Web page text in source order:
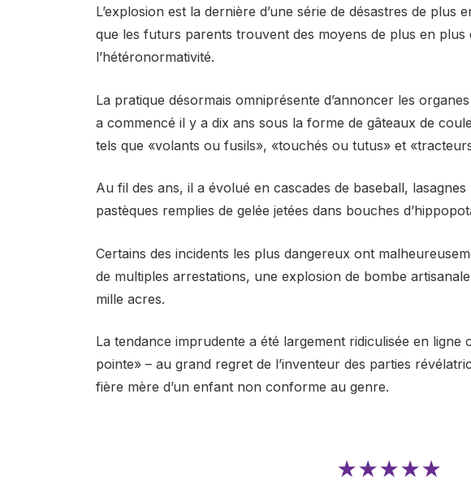
L’explosion est la dernière d’une série de désastres de plus
que les futurs parents trouvent des moyens de plus en plus
l’hétéronormativité.
La pratique désormais omniprésente d’annoncer les
a commencé il y a dix ans sous la forme de gâteaux de
tels que «volants ou fusils», «touchés ou tutus» et
Au fil des ans, il a évolué en cascades de baseball, lasagnes
pastèques remplies de gelée jetées dans bouches
Certains des incidents les plus dangereux ont
de multiples arrestations, une explosion de bombe
mille acres.
La tendance imprudente a été largement ridiculisée en ligne
pointe» – au grand regret de l’inventeur des parties
fière mère d’un enfant non conforme au genre.
★★★★★